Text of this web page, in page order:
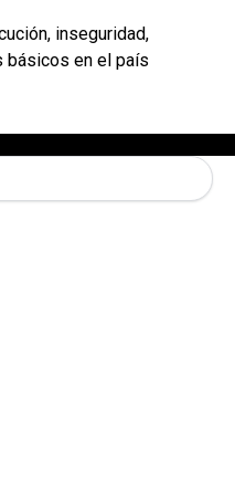
inseguridad,
básicos en el país